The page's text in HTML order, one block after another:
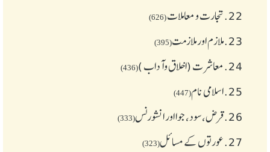
22. تجارت و معاملات(626)
23. ملازم اور ملازمت(395)
24. معاشرت (اخلاق وآداب )(436)
25. اسلامی نام(447)
26. قرض،سود، جوا اور انشورنس(333)
27. عورتوں کے مسائل(323)